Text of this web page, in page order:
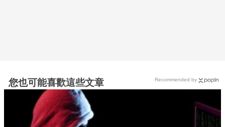
您也可能喜歡這些文章 Recommended by